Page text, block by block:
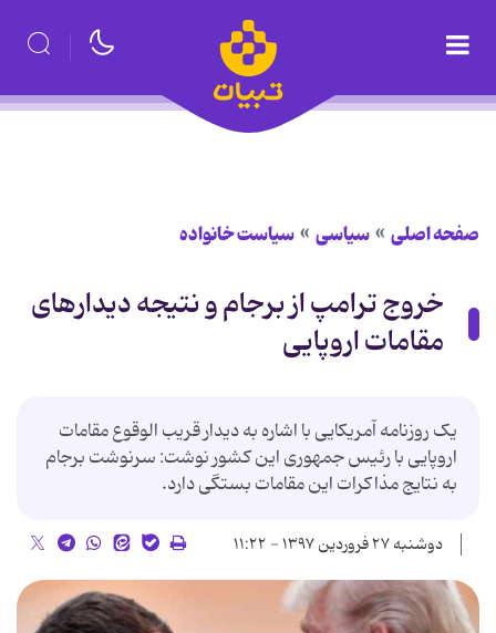
صفحه اصلی سیاسی سیاست خانواده
خروج ترامپ از برجام و نتیجه دیدارهای
مقامات اروپایی
یک روزنامه آمریکایی با اشاره به دیدار قریب الوقوع مقامات
اروپایی با رئیس جمهوری این کشور نوشت: سرنوشت برجام
به نتایج مذاکرات این مقامات بستگی دارد.
دوشنبه ۲۷ فروردین ۱۳۹۷ - ۱۱:۲۲